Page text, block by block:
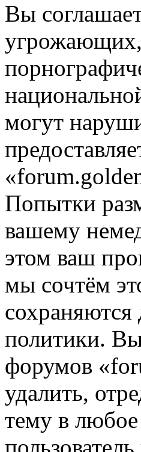
Вы
угрожающих,
могут
Попытки
вашему
этом ваш
мы сочтём
сохраняются
политики.
форумов
удалить,
тему в